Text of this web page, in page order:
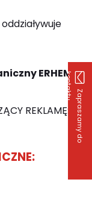
Z
a
p
r
a
s
z
a
m
y
d
o
k
o
n
t
a
k
t
u
ERHEM
REKLAMĘ: